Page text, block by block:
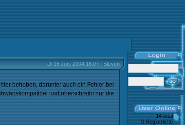
Di 15 Jun, 2004 16:07 | Steven
behoben, darunter auch ein Fehler bei
und überschreibt nur die
14 total
0 Registrierte